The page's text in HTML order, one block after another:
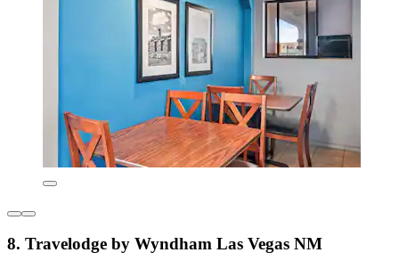
8. Travelodge by Wyndham Las Vegas NM